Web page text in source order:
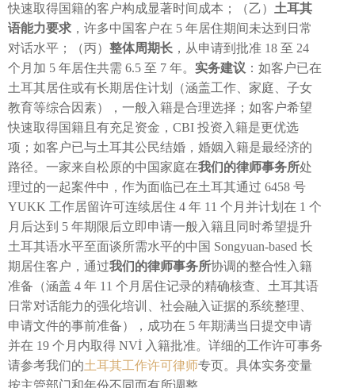
快速取得国籍的客户构成显著时间成本；（乙） 土耳其
语能力要求 ，许多中国客户在 5 年居住期间未达到日常
对话水平；（丙） 整体周期长 ，从申请到批准 18 至 24
个月加 5 年居住共需 6.5 至 7 年。 实务建议 ：如客户已在
土耳其居住或有长期居住计划（涵盖工作、家庭、子女
教育等综合因素），一般入籍是合理选择；如客户希望
快速取得国籍且有充足资金，CBI 投资入籍是更优选
项；如客户已与土耳其公民结婚，婚姻入籍是最经济的
路径。一家来自松原的中国家庭在我们的律师事务所处
理过的一起案件中，作为面临已在土耳其通过 6458 号
YUKK 工作居留许可连续居住 4 年 11 个月并计划在 1 个
月后达到 5 年期限后立即申请一般入籍且同时希望提升
土耳其语水平至面谈所需水平的中国 Songyuan-based 长
期居住客户，通过我们的律师事务所协调的整合性入籍
准备（涵盖 4 年 11 个月居住记录的精确核查、土耳其语
日常对话能力的强化培训、社会融入证据的系统整理、
申请文件的事前准备），成功在 5 年期满当日提交申请
并在 19 个月内取得 NVİ 入籍批准。详细的工作许可事务
请参考我们的土耳其工作许可律师专页。具体实务变量
按主管部门和年份不同而有所调整。